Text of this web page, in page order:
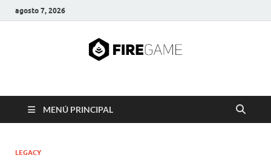
agosto 7, 2026
FIRE GAME
MENÚ PRINCIPAL
LEGACY